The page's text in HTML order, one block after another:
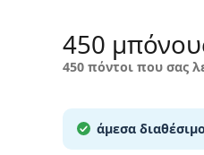
450
450 πόντοι που σας
άμεσα διαθέσιμο